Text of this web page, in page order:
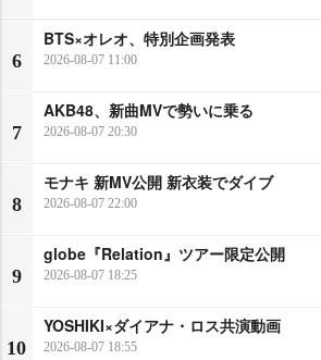
6
BTS×オレオ、特別企画発表
2026-08-07 11:00
7
AKB48、新曲MVで勢いに乗る
2026-08-07 20:30
8
モナキ 新MV公開 新衣装でダイブ
2026-08-07 22:00
9
globe『Relation』ツアー限定公開
2026-08-07 18:25
10
YOSHIKI×ダイアナ・ロス共演動画
2026-08-07 18:55